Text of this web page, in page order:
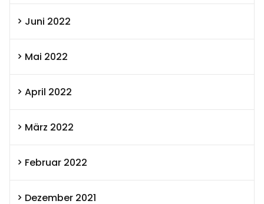
Juni 2022
Mai 2022
April 2022
März 2022
Februar 2022
Dezember 2021